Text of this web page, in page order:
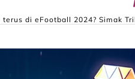
terus di eFootball 2024? Simak